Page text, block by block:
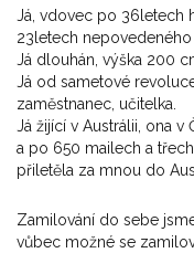
Já, vdovec po 36letech
23letech nepovedeného
Já dlouhán, výška 200
Já od sametové
zaměstnanec, učitelka.
Já žijící v Austrálii, ona v
a po 650 mailech a
přiletěla za mnou do
Zamilování do sebe
vůbec možné se